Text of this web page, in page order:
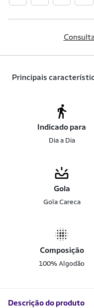
Principais
Indicado para
Dia a Dia
Gola
Gola Careca
Composição
100% Algodão
Descrição do produto